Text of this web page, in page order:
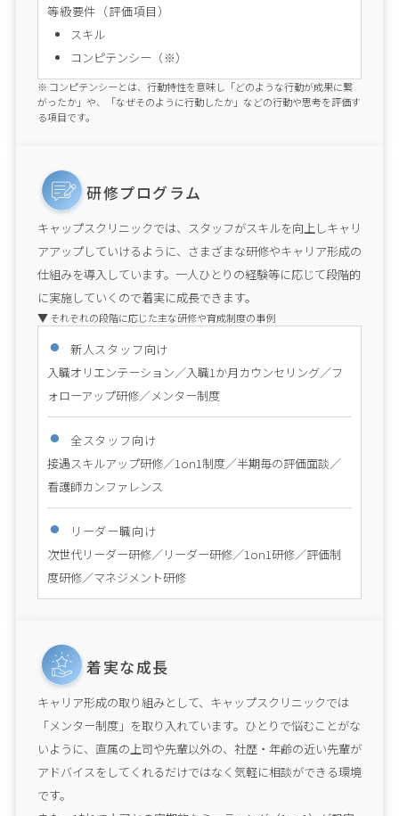
等級要件（評価項目）
スキル
コンピテンシー （※）
※ コンピテンシーとは、行動特性を意味し「どのような行動が成果に繋
がったか」や、「なぜそのように行動したか」などの行動や思考を評価す
る項目です。
研修プログラム
キャップスクリニックでは、スタッフがスキルを向上しキャリ
アアップしていけるように、さまざまな研修やキャリア形成の
仕組みを導入しています。一人ひとりの経験等に応じて段階的
に実施していくので着実に成長できます。
それぞれの段階に応じた主な研修や育成制度の事例
新人スタッフ向け
入職オリエンテーション／入職1か月カウンセリング／フ
ォローアップ研修／メンター制度
全スタッフ向け
接遇スキルアップ研修／1on1制度／半期毎の評価面談／
看護師カンファレンス
リーダー職向け
次世代リーダー研修／リーダー研修／1on1研修／評価制
度研修／マネジメント研修
着実な成長
キャリア形成の取り組みとして、キャップスクリニックでは
「メンター制度」を取り入れています。ひとりで悩むことがな
いように、直属の上司や先輩以外の、社歴・年齢の近い先輩が
アドバイスをしてくれるだけではなく気軽に相談ができる環境
です。